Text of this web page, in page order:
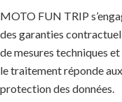
MOTO FUN TRIP
des garanties
de mesures techniques
le traitement réponde
protection des données.